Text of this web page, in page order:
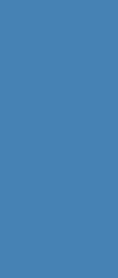
Miben fejlődtél
Visszatekintve úgy
munkaidős állásom, ahol
felelősségtudat erősödött
melynek színvonalához